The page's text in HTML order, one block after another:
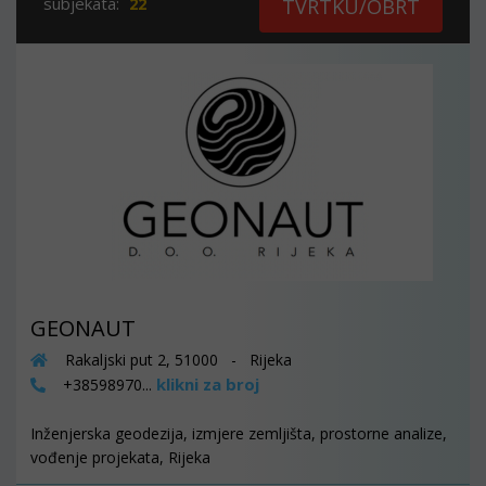
TVRTKU/OBRT
GEONAUT
Rakaljski put 2, 51000 - Rijeka
+38598970... klikni za broj
Inženjerska geodezija, izmjere zemljišta, prostorne analize,
vođenje projekata, Rijeka